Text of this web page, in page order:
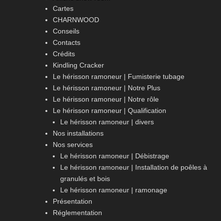
Cartes
CHARNWOOD
Conseils
Contacts
Crédits
Kindling Cracker
Le hérisson ramoneur | Fumisterie tubage
Le hérisson ramoneur | Notre Plus
Le hérisson ramoneur | Notre rôle
Le hérisson ramoneur | Qualification
Le hérisson ramoneur | divers
Nos installations
Nos services
Le hérisson ramoneur | Débistrage
Le hérisson ramoneur | Installation de poêles à
granulés et bois
Le hérisson ramoneur | ramonage
Présentation
Réglementation